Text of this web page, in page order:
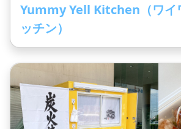
Yummy Yell Kitchen（ワイワイキ
ッチン）